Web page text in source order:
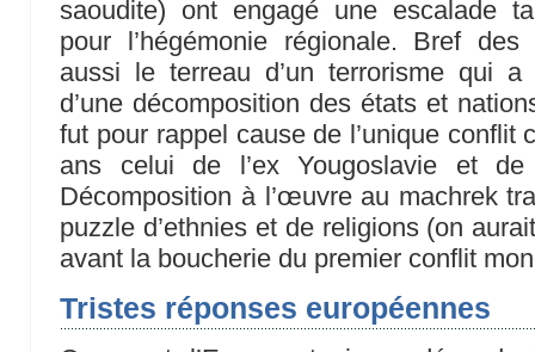
saoudite) ont engagé une escalade
pour l’hégémonie régionale. Bref
aussi le terreau d’un terrorisme qui a
d’une décomposition des états et
fut pour rappel cause de l’unique conflit
ans celui de l’ex Yougoslavie et
Décomposition à l’œuvre au machrek
puzzle d’ethnies et de religions (on
avant la boucherie du premier conflit
Tristes réponses européennes